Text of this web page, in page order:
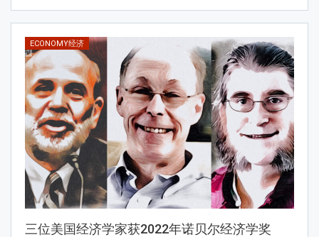
ECONOMY经济
三位美国经济学家获2022年诺贝尔经济学奖